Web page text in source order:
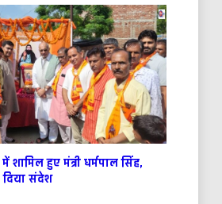
शामिल हुए मंत्री धर्मपाल सिंह,
संदेश